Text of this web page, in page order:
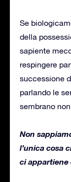
Se
della
sapiente
respingere
successione
parlando le
sembrano
Non
l’unica cosa
ci appartiene